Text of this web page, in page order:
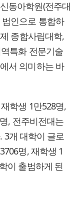
동아학원(전주대
법인으로 통합하
종합사립대학,
특화 전문기술
서 의미하는 바
학생 1만528명,
, 전주비전대는
3개 대학이 글로
명, 재학생 1
이 출범하게 된